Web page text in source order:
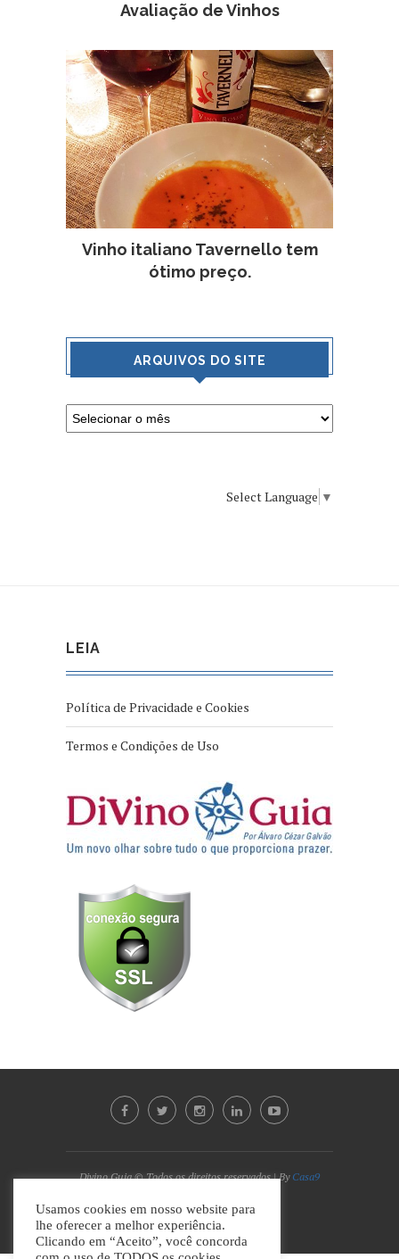
Avaliação de Vinhos
Vinho italiano Tavernello tem
ótimo preço.
ARQUIVOS DO SITE
Select Language ▼
LEIA
Política de Privacidade e Cookies
Termos e Condições de Uso
Divino Guia © Todos os direitos reservados | By Casa9
VOLTAR AO TOPO
Usamos cookies em nosso website para
lhe oferecer a melhor experiência.
Clicando em “Aceito”, você concorda